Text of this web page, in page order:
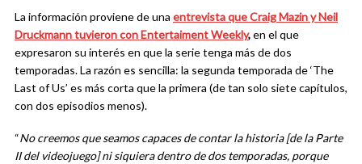
La información proviene de una entrevista que Craig Mazin y Neil
Druckmann tuvieron con Entertaiment Weekly,en el que
expresaron su interés en que la serie tenga más de dos
temporadas. La razón es sencilla: la segunda temporada de ‘The
Last of Us’ es más corta que la primera (de tan solo siete capítulos,
con dos episodios menos).
“No creemos que seamos capaces de contar la historia [de la Parte
II del videojuego] ni siquiera dentro de dos temporadas, porque